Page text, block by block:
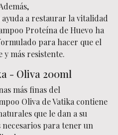
a restaurar la vitalidad
Proteína de Huevo ha
para hacer que el
y más resistente.
- Oliva 200ml
más finas del
Oliva de Vatika contiene
que le dan a su
para tener un